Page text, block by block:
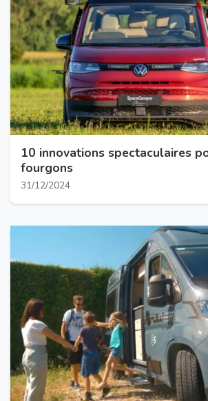
10 innovations spectaculaires
fourgons
31/12/2024